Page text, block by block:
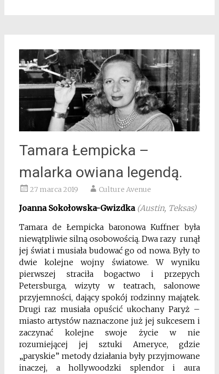
Tamara Łempicka –
malarka owiana legendą.
27 marca 2019 Culture Avenue
Joanna Sokołowska-Gwizdka (Austin, Teksas)
Tamara de Łempicka baronowa Kuffner była
niewątpliwie silną osobowością. Dwa razy runął
jej świat i musiała budować go od nowa. Były to
dwie kolejne wojny światowe. W wyniku
pierwszej straciła bogactwo i przepych
Petersburga, wizyty w teatrach, salonowe
przyjemności, dający spokój rodzinny majątek.
Drugi raz musiała opuścić ukochany Paryż –
miasto artystów naznaczone już jej sukcesem i
zaczynać kolejne swoje życie w nie
rozumiejącej jej sztuki Ameryce, gdzie
„paryskie” metody działania były przyjmowane
inaczej, a hollywoodzki splendor i aura